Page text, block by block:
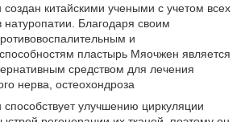
китайскими учеными с учетом всех
натуропатии. Благодаря своим
и
пластырь Мяочжен является
средством для лечения
нерва, остеохондроза
улучшению циркуляции